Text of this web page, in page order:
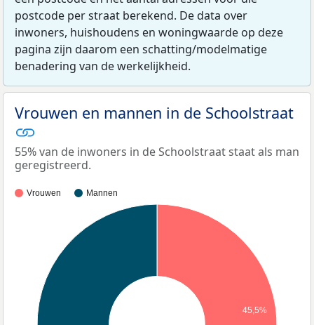
postcode per straat berekend. De data over
inwoners, huishoudens en woningwaarde op deze
pagina zijn daarom een schatting/modelmatige
benadering van de werkelijkheid.
Vrouwen en mannen in de Schoolstraat
55% van de inwoners in de Schoolstraat staat als man
geregistreerd.
Vrouwen Mannen
45,5%